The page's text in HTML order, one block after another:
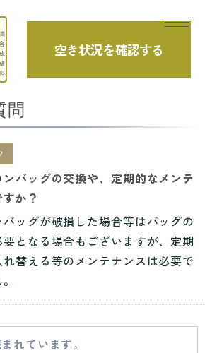
美
容
皮
膚
科
空き状況を確認する
シリコンバック
換や、定期的な...
問
バッグの交換や、定期的なメンテ
か？
ッグが破損した場合等はバッグの
となる場合もございますが、定期
替える等のメンテナンスは必要で
れています。